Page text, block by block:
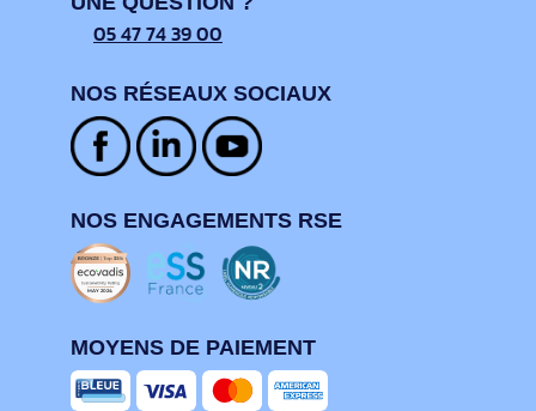
05 47 74 39 00
NOS RÉSEAUX SOCIAUX
NOS ENGAGEMENTS RSE
MOYENS DE PAIEMENT